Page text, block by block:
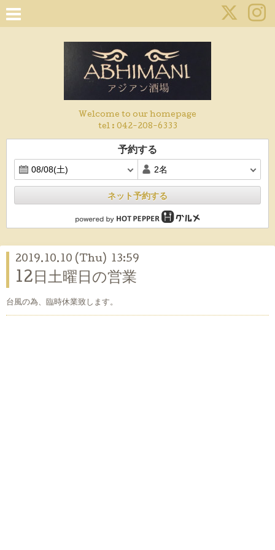
Welcome to our homepage
tel : 042-208-6333
予約する
ネット予約する
2019.10.10 (Thu) 13:59
12日土曜日の営業
台風の為、臨時休業致します。